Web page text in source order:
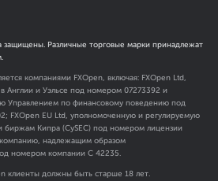
защищены. Различные торговые марки принадлежат
компаниями FXOpen, включая: FXOpen Ltd,
Англии и Уэльсе под номером 07273392 и
Управлением по финансовому поведению под
; FXOpen EU Ltd, уполномоченную и регулируемую
Кипра (CySEC) под номером лицензии
надлежащим образом
номером компании C 42235.
клиенты должны быть старше 18 лет.